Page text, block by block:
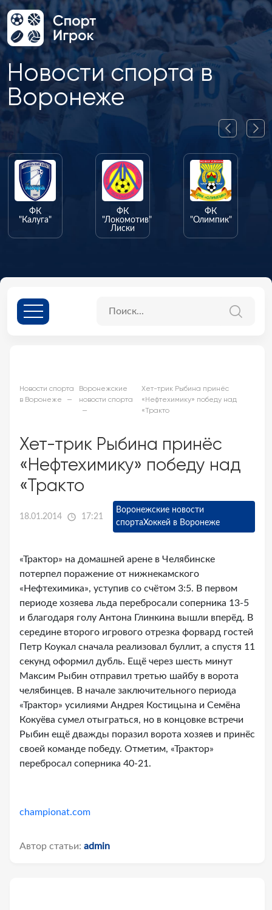
Новости спорта в
Воронеже
"Локомотив"
"Олимпик"
Новости спорта
в Воронеже
Воронежские
новости спорта
Хет-трик Рыбина принёс
«Нефтехимику» победу над
«Тракто
Хет-трик Рыбина принёс
«Нефтехимику» победу над
«Тракто
18.01.2014 17:21
Воронежские новости
спортаХоккей в Воронеже
«Трактор» на домашней арене в Челябинске
потерпел поражение от нижнекамского
«Нефтехимика», уступив со счётом 3:5. В первом
периоде хозяева льда перебросали соперника 13-5
и благодаря голу Антона Глинкина вышли вперёд. В
середине второго игрового отрезка форвард гостей
Петр Коукал сначала реализовал буллит, а спустя 11
секунд оформил дубль. Ещё через шесть минут
Максим Рыбин отправил третью шайбу в ворота
челябинцев. В начале заключительного периода
«Трактор» усилиями Андрея Костицына и Семёна
Кокуёва сумел отыграться, но в концовке встречи
Рыбин ещё дважды поразил ворота хозяев и принёс
своей команде победу. Отметим, «Трактор»
перебросал соперника 40-21.
championat.com
Автор статьи: admin